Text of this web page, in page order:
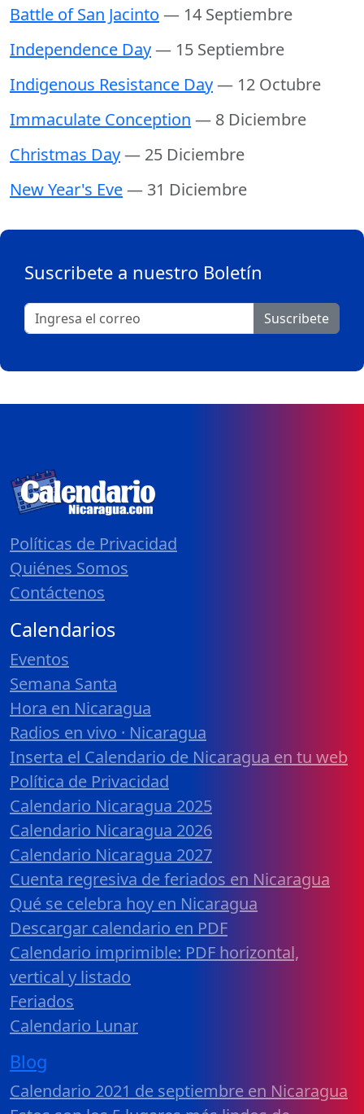
Battle of San Jacinto — 14 Septiembre
Independence Day— 15 Septiembre
Indigenous Resistance Day— 12 Octubre
Immaculate Conception — 8 Diciembre
Christmas Day— 25 Diciembre
New Year's Eve— 31 Diciembre
Suscribete a nuestro Boletín
Suscribete
Políticas de Privacidad
Quiénes Somos
Contáctenos
Calendarios
Eventos
Semana Santa
Hora en Nicaragua
Radios en vivo · Nicaragua
Inserta el Calendario de Nicaragua en tu web
Política de Privacidad
Calendario Nicaragua 2025
Calendario Nicaragua 2026
Calendario Nicaragua 2027
Cuenta regresiva de feriados en Nicaragua
Qué se celebra hoy en Nicaragua
Descargar calendario en PDF
Calendario imprimible: PDF horizontal,
vertical y listado
Feriados
Calendario Lunar
Blog
Calendario 2021 de septiembre en Nicaragua